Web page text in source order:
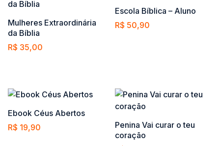
Mulheres Extraordinária
da Bíblia
R$ 35,00
Escola Bíblica – Aluno
R$ 50,90
Ebook Céus Abertos
R$ 19,90
Penina Vai curar o teu
coração